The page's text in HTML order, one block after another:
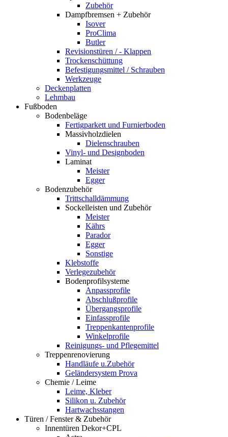
Zubehör
Dampfbremsen + Zubehör
Isover
ProClima
Butler
Revisionstüren / - Klappen
Trockenschüttung
Befestigungsmittel / Schrauben
Werkzeuge
Deckenplatten
Lehmbau
Fußboden
Bodenbeläge
Fertigparkett und Furnierboden
Massivholzdielen
Dielenschrauben
Vinyl- und Designboden
Laminat
Meister
Egger
Bodenzubehör
Trittschalldämmung
Sockelleisten und Zubehör
Meister
Kährs
Parador
Egger
Sonstige
Klebstoffe
Verlegezubehör
Bodenprofilsysteme
Anpassprofile
Abschlußprofile
Übergangsprofile
Einfassprofile
Treppenkantenprofile
Winkelprofile
Reinigungs- und Pflegemittel
Treppenrenovierung
Handläufe u.Zubehör
Geländersystem Prova
Chemie / Leime
Leime, Kleber
Silikon u. Zubehör
Hartwachsstangen
Türen / Fenster & Zubehör
Innentüren Dekor+CPL